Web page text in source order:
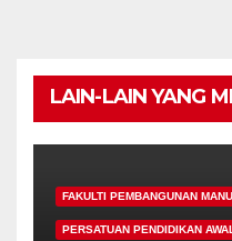
LAIN-LAIN YANG
FAKULTI PEMBANGUNAN
PERSATUAN PENDIDIKAN